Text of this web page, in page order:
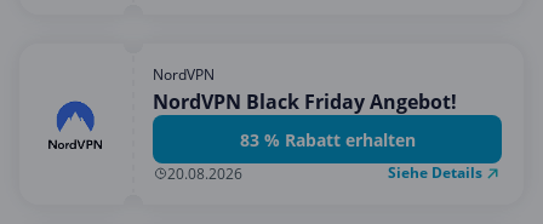
NordVPN
NordVPN Black Friday Angebot!
83 % Rabatt erhalten
20.08.2026 Siehe Details